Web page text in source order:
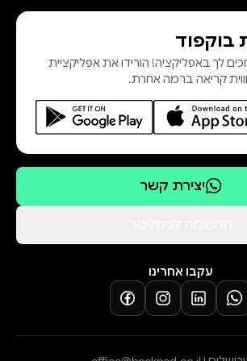
בלתי אמצעי, את סיפורם
גברים וילדים, לכודים בממ"ד
משפחה, נלחמים באומץ
בוקפוד
לך באפליקציה! הורידו את אפליקציית
קריאה ברמה אחרת.
יצירת קשר
עקבו אחרינו